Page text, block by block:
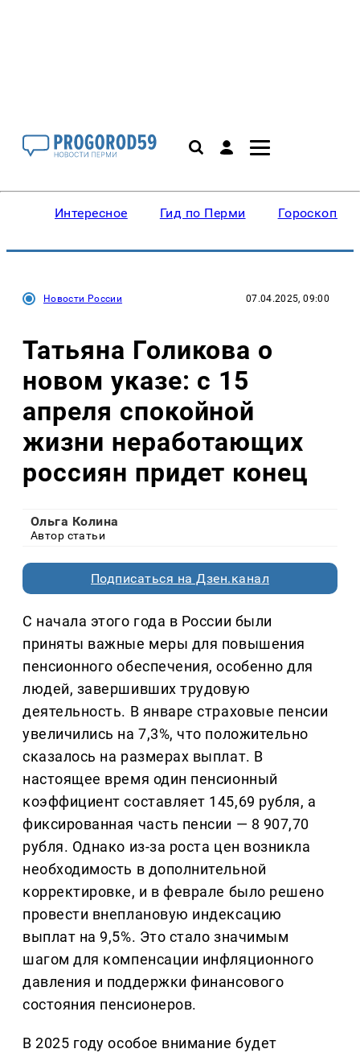
Интересное Гид по Перми Гороскопы
Новости России 07.04.2025, 09:00
Татьяна Голикова о
новом указе: с 15
апреля спокойной
жизни неработающих
россиян придет конец
Ольга Колина
Автор статьи
Подписаться на Дзен.канал
С начала этого года в России были
приняты важные меры для повышения
пенсионного обеспечения, особенно для
людей, завершивших трудовую
деятельность. В январе страховые пенсии
увеличились на 7,3%, что положительно
сказалось на размерах выплат. В
настоящее время один пенсионный
коэффициент составляет 145,69 рубля, а
фиксированная часть пенсии — 8 907,70
рубля. Однако из-за роста цен возникла
необходимость в дополнительной
корректировке, и в феврале было решено
провести внеплановую индексацию
выплат на 9,5%. Это стало значимым
шагом для компенсации инфляционного
давления и поддержки финансового
состояния пенсионеров.
В 2025 году особое внимание будет